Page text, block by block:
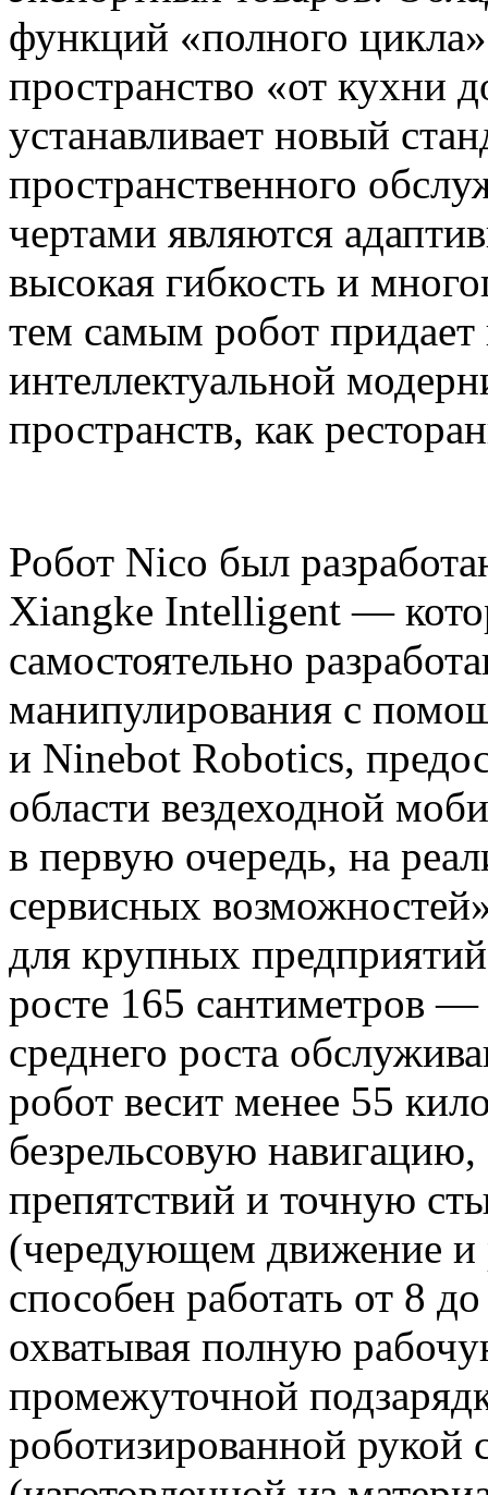
функций «полного
пространство «от кухни
устанавливает новый
пространственного
чертами являются
высокая гибкость и
тем самым робот
интеллектуальной
пространств, как
Робот Nico был
Xiangke Intelligent —
самостоятельно
манипулирования с
и Ninebot Robotics,
области вездеходной
в первую очередь, на
сервисных
для крупных
росте 165 сантиметров
среднего роста
робот весит менее 55
безрельсовую
препятствий и точную
(чередующем движение
способен работать от 8
охватывая полную
промежуточной
роботизированной рукой